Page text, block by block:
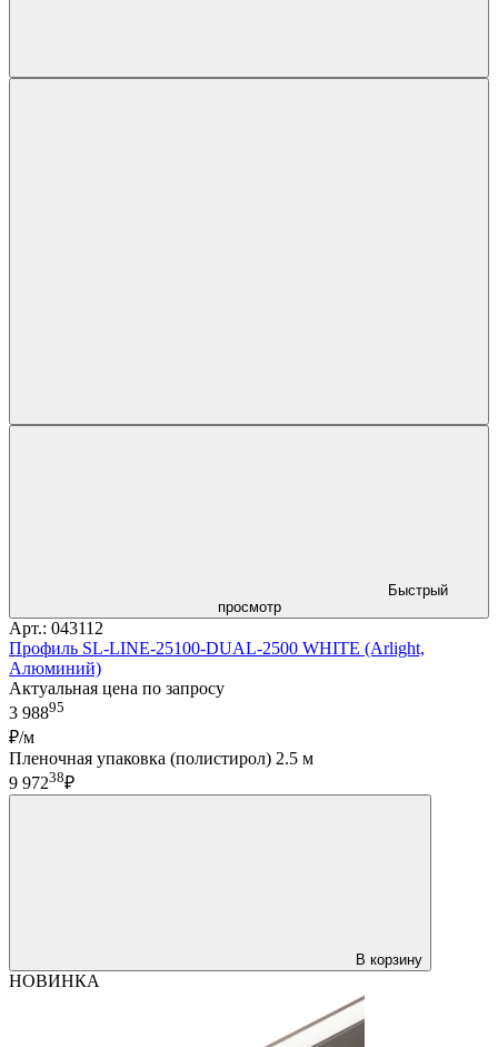
Быстрый
просмотр
Арт.: 043112
Профиль SL-LINE-25100-DUAL-2500 WHITE (Arlight,
Алюминий)
Актуальная цена по запросу
3 98895
₽/м
Пленочная упаковка (полистирол) 2.5 м
9 97238₽
В корзину
НОВИНКА